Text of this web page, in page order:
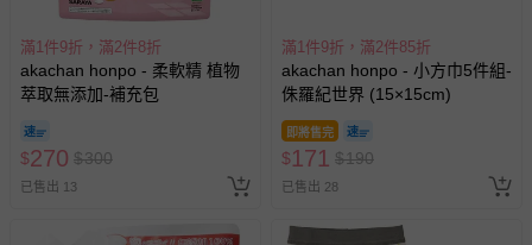
滿1件9折，滿2件8折
akachan honpo - 柔軟精 植物
萃取無添加-補充包
$270 $300
已售出 13
滿1件9折，滿2件85折
akachan honpo - 小方巾5件組-
侏羅紀世界 (15×15cm)
即將售完
$171 $190
已售出 28